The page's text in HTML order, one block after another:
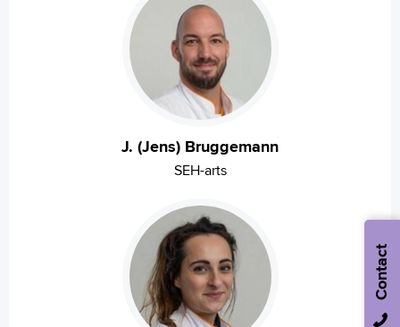
J. (Jens) Bruggemann
SEH-arts
Contact